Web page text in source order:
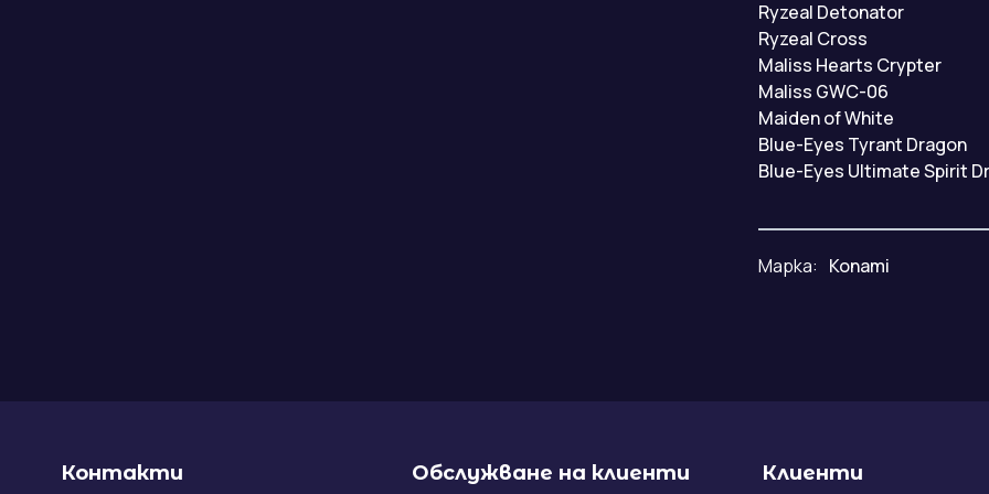
Ryzeal Detonator
Ryzeal Cross
Maliss Hearts Crypter
Maliss GWC-06
Maiden of White
Blue-Eyes Tyrant Dragon
Blue-Eyes Ultimate Spirit
Марка: Konami
Контакти Обслужване на клиенти Клиенти